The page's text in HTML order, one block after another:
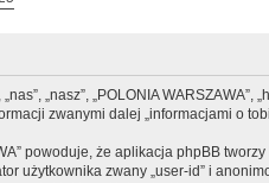
„nasz”, „POLONIA WARSZAWA”,
zwanymi dalej „informacjami o
powoduje, że aplikacja phpBB
zwany „user-id” i